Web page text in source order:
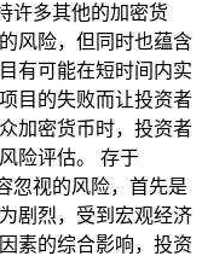
许多其他的加密货
风险，但同时也蕴含
有可能在短时间内实
目的失败而让投资者
加密货币时，投资者
险评估。 存于
忽视的风险，首先是
剧烈，受到宏观经济
素的综合影响，投资